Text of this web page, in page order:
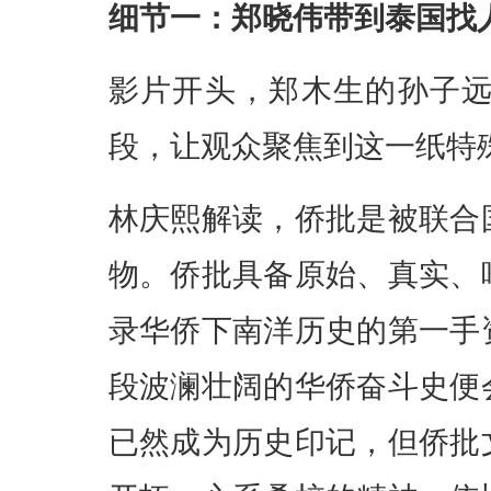
细节一：郑晓伟带到泰国找
影片开头，郑木生的孙子
段，让观众聚焦到这一纸
林庆熙解读，侨批是被联
物。侨批具备原始、真实
录华侨下南洋历史的第一
段波澜壮阔的华侨奋斗史
已然成为历史印记，但侨